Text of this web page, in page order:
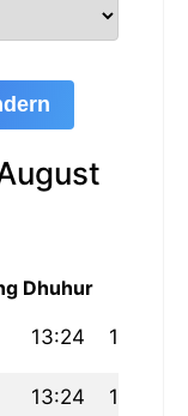
Dhuhur
13:24 17:37
13:24 17:36